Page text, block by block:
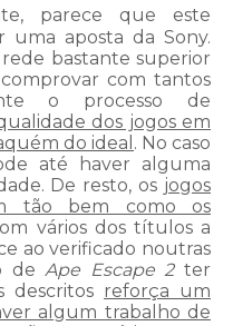
parece que este
uma aposta da Sony.
bastante superior
com tantos
o processo de
dos jogos em
do ideal . No caso
até haver alguma
De resto, os jogos
tão bem como os
vários dos títulos a
ao verificado noutras
deApe Escape 2ter
descritos reforça um
algum trabalho de